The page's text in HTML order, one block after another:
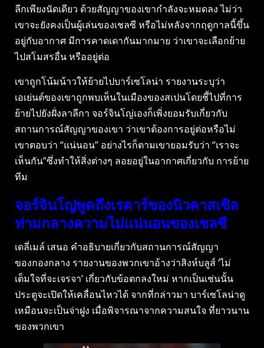
ลีกเพียงนัดเดียว ด้วยสัญญาของเขากำลังจะหมดลง ไม่ว่า
เขาจะยังคงเป็นผู้เล่นของเชลซี หรือไม่หลังจากฤดูกาลนี้ขึ้น
อยู่กับอากาศ มีการคาดเดากันมากมาย ว่าเขาจะเลือกย้าย
ไปสโมสรอื่น หรืออยู่ต่อ
เขาถูกโน้มน้าวให้ย้ายไปบาร์เซโลน่า รายงานระบุว่า
เอเย่นต์ของเขาถูกพบเห็นในเมืองของสเปนโดยชี้ไปที่การ
ย้ายไปยังฝั่งลาลีกา จอร์จินโญ่เองก็เพิ่งยอมรับเกี่ยวกับ
สถานการณ์สัญญาของเขา ว่าเขาต้องการอยู่ต่อหรือไม่
เขาตอบว่า “แน่นอน” อย่างไรก็ตามเขายอมรับว่า “เราจะ
เห็นกัน”ซึ่งทำให้สิ่งต่างๆ ลอยอยู่ในอากาศเกี่ยวกับ การย้าย
ทีม
จอร์จินโญ่พูดถึงเรดาร์ของนิวคาสเซิล
ท่ามกลางความไม่แน่นอนของเชลซี
เดลี่เมล์ เสนอ คำอธิบายเกี่ยวกับสถานการณ์สัญญา
ของกองกลาง รายงานของพวกเขาอ้างว่าสิงห์บลูส์ ‘ไม่
เต็มใจที่จะเจรจา’ เกี่ยวกับข้อตกลงใหม่ หากเป็นเช่นนั้น
ประตูจะเปิดให้เคลื่อนไหวได้ จากที่กล่าวมา บาร์เซโลน่าดู
เหมือนจะเป็นจ่าฝูง เมื่อพิจารณาจากความสนใจ ที่ยาวนาน
ของพวกเขา